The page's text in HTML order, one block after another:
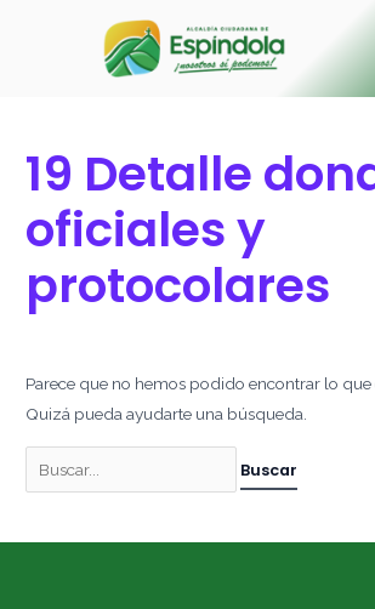
19 Detalle
oficiales y
protocolares
Parece que no hemos podido encontrar lo que
Quizá pueda ayudarte una búsqueda.